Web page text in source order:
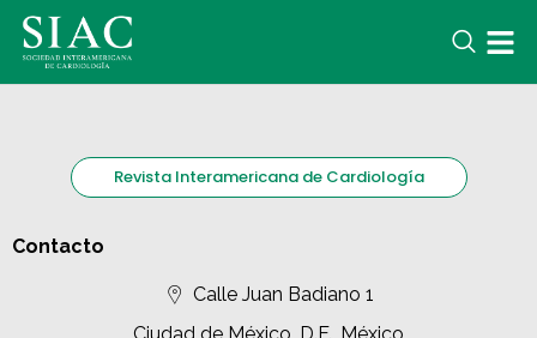
Revista Interamericana de Cardiología
Contacto
Calle Juan Badiano 1